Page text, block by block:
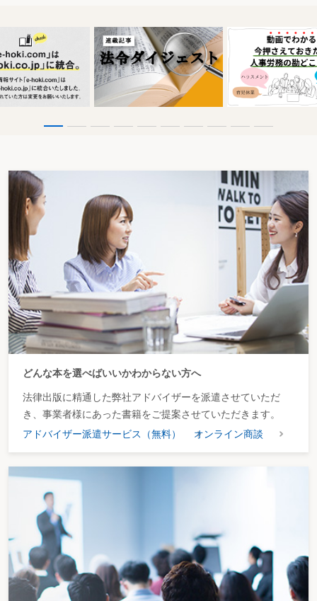
どんな本を選べばいいかわからない方へ
法律出版に精通した弊社アドバイザーを派遣させていただ
き、事業者様にあった書籍をご提案させていただきます。
アドバイザー派遣サービス（無料）
オンライン商談